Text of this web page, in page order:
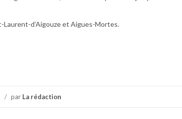
d’Aigouze et Aigues-Mortes.
/ par La rédaction